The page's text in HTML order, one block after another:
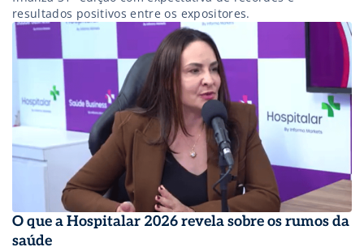
resultados positivos entre os expositores.
O que a Hospitalar 2026 revela sobre os rumos da
saúde